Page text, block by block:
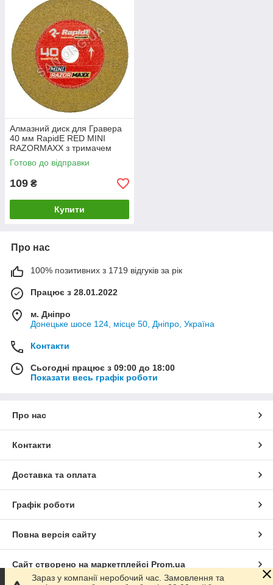
Алмазний диск для Гравера
40 мм RapidE RED MINI
RAZORMAXX з тримачем
Готово до відправки
109 ₴
Купити
Про нас
100% позитивних з 1719 відгуків за рік
Працює з 28.01.2022
м. Дніпро
Донецьке шосе 124, місце 50, Дніпро, Україна
Контакти
Сьогодні працює з 09:00 до 18:00
Показати весь графік роботи
Про нас
Контакти
Доставка та оплата
Графік роботи
Повна версія сайту
Сайт створено на маркетплейсі Prom.ua
Зараз у компанії неробочий час. Замовлення та